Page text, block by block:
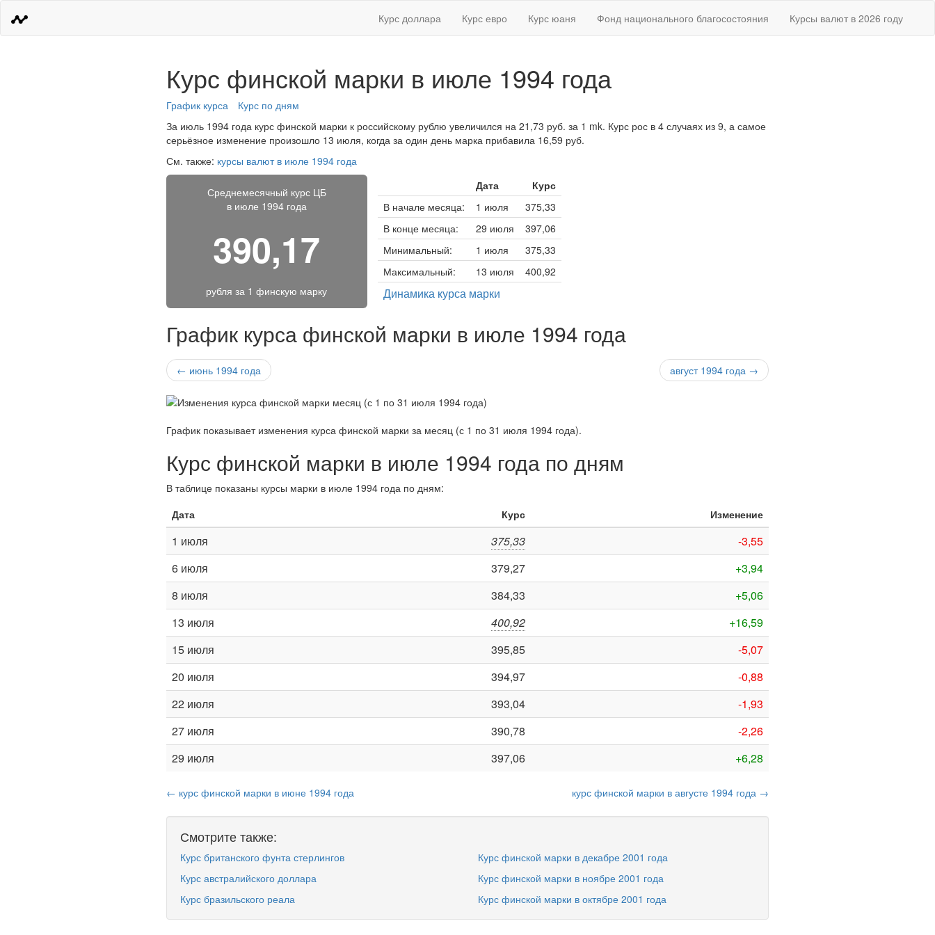
Курс доллара Курс евро Курс юаня Фонд национального благосостояния Курсы валют в 2026 году
Курс финской марки в июле 1994 года
График курса
Курс по дням
За июль 1994 года курс финской марки к российскому рублю увеличился на 21,73 руб. за 1 mk. Курс рос в 4 случаях из 9, а самое
серьёзное изменение произошло 13 июля, когда за один день марка прибавила 16,59 руб.
См. также: курсы валют в июле 1994 года
Среднемесячный курс ЦБ
в июле 1994 года
390,17
рубля за 1 финскую марку
Дата
Курс
В начале месяца:
1 июля
375,33
В конце месяца:
29 июля
397,06
Минимальный:
1 июля
375,33
Максимальный:
13 июля 400,92
Динамика курса марки
График курса финской марки в июле 1994 года
← июнь 1994 года август 1994 года →
График показывает изменения курса финской марки за месяц (с 1 по 31 июля 1994 года).
Курс финской марки в июле 1994 года по дням
В таблице показаны курсы марки в июле 1994 года по дням:
Дата
Курс Изменение
1 июля 375,33
-3,55
6 июля
379,27
+3,94
8 июля
384,33
+5,06
13 июля
400,92
+16,59
15 июля
395,85
-5,07
20 июля
394,97
-0,88
22 июля
393,04
-1,93
27 июля
390,78
-2,26
29 июля
397,06 +6,28
← курс финской марки в июне 1994 года курс финской марки в августе 1994 года →
Смотрите также:
Курс британского фунта стерлингов
Курс австралийского доллара
Курс бразильского реала
Курс финской марки в декабре 2001 года
Курс финской марки в ноябре 2001 года
Курс финской марки в октябре 2001 года